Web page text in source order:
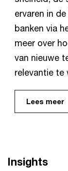
ervaren in
banken via
meer over
van nieuwe
relevantie te
Lees meer
Insights